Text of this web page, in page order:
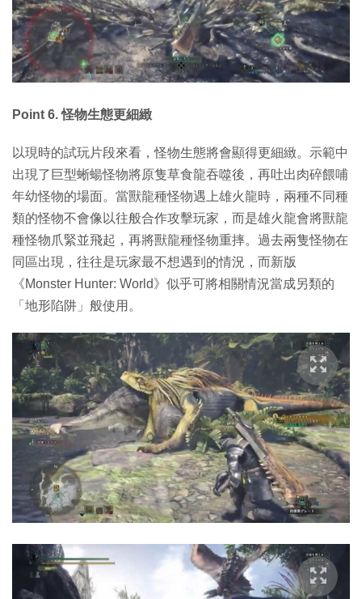
Point 6. 怪物生態更細緻
以現時的試玩片段來看，怪物生態將會顯得更細緻。示範中
出現了巨型蜥蝪怪物將原隻草食龍吞噬後，再吐出肉碎餵哺
年幼怪物的場面。當獸龍種怪物遇上雄火龍時，兩種不同種
類的怪物不會像以往般合作攻擊玩家，而是雄火龍會將獸龍
種怪物爪緊並飛起，再將獸龍種怪物重摔。過去兩隻怪物在
同區出現，往往是玩家最不想遇到的情況，而新版
《Monster Hunter: World》似乎可將相關情況當成另類的
「地形陷阱」般使用。